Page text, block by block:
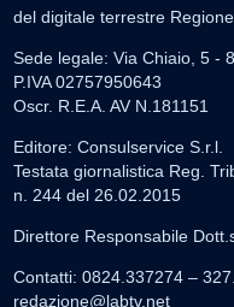
del digitale terrestre
Sede legale: Via Chiaio, 5 -
P.IVA 02757950643
Oscr. R.E.A. AV N.181151
Editore: Consulservice S.r.l.
Testata giornalistica Reg.
n. 244 del 26.02.2015
Direttore Responsabile
Contatti: 0824.337274 –
redazione@labtv.net